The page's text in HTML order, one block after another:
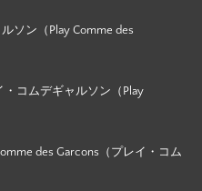
ソン（Play Comme des
コムデギャルソン（Play
des Garcons（プレイ・コム